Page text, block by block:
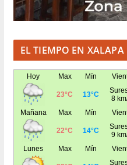
EL TIEMPO EN XALAPA